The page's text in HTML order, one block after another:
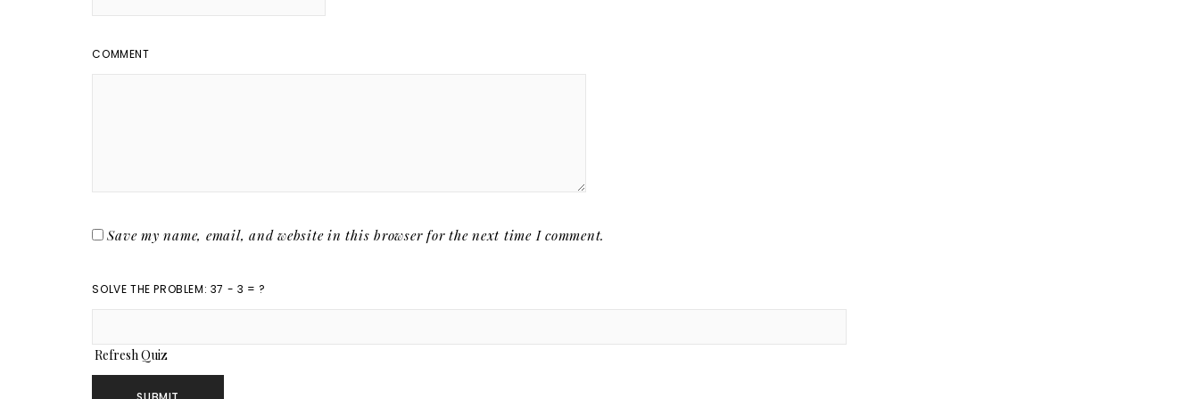
COMMENT
Save my name, email, and website in this browser for the next time I comment.
SOLVE THE PROBLEM: 37 - 3 = ?
Refresh Quiz